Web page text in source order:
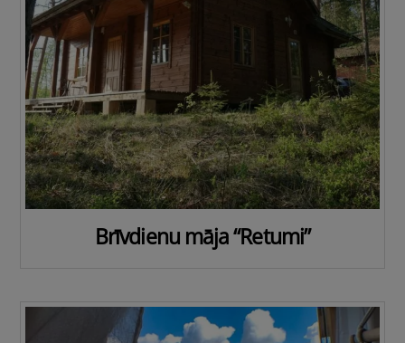
Brīvdienu māja “Retumi”